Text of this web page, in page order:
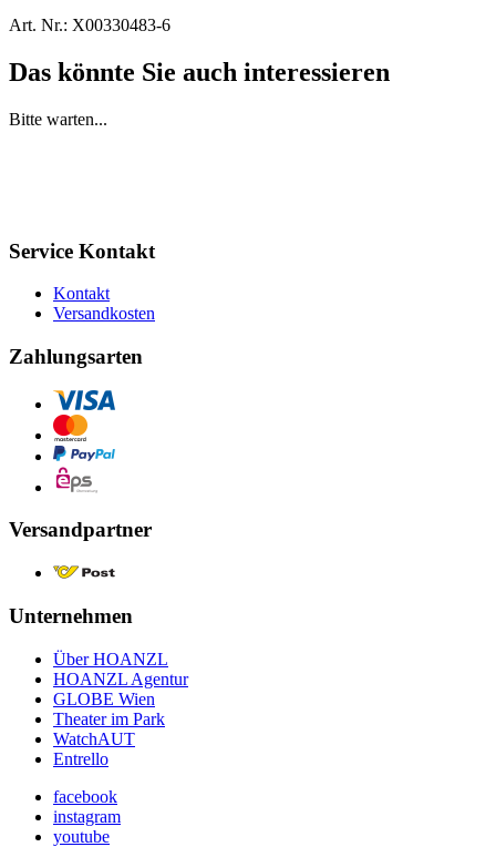
Art. Nr.: X00330483-6
Das könnte Sie auch interessieren
Bitte warten...
Service Kontakt
Kontakt
Versandkosten
Zahlungsarten
Versandpartner
Unternehmen
Über HOANZL
HOANZL Agentur
GLOBE Wien
Theater im Park
WatchAUT
Entrello
facebook
instagram
youtube